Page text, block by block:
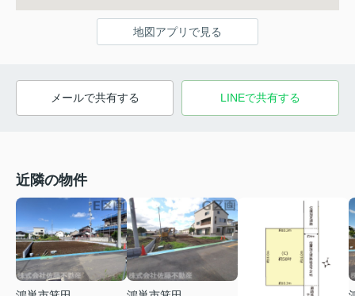
地図アプリで見る
メールで共有する LINEで共有する
近隣の物件